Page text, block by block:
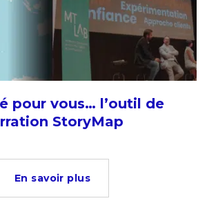
pour vous… l’outil de
StoryMap
En savoir plus